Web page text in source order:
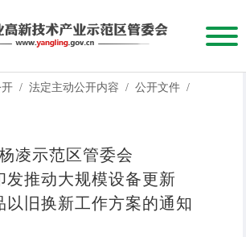
/ 法定主动公开内容 / 公开文件 /
凌示范区管委会
发推动大规模设备更新
以旧换新工作方案的通知